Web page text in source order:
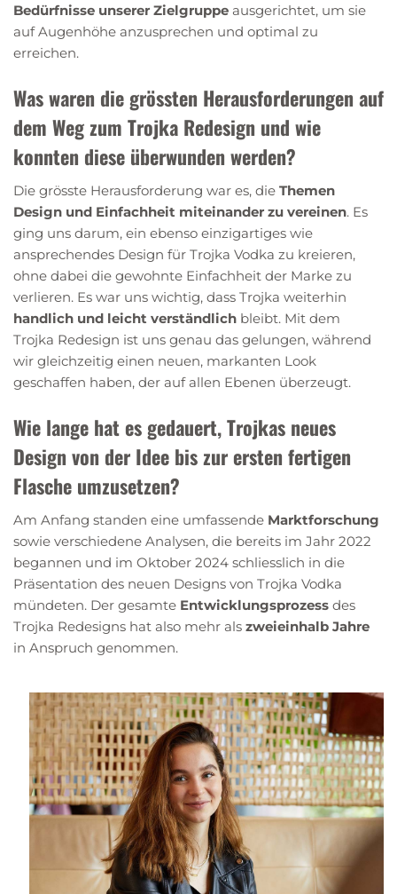
Bedürfnisse unserer Zielgruppe ausgerichtet, um sie
auf Augenhöhe anzusprechen und optimal zu
erreichen.
Was waren die grössten Herausforderungen auf
dem Weg zum Trojka Redesign und wie
konnten diese überwunden werden?
Die grösste Herausforderung war es, die Themen
Design und Einfachheit miteinander zu vereinen. Es
ging uns darum, ein ebenso einzigartiges wie
ansprechendes Design für Trojka Vodka zu kreieren,
ohne dabei die gewohnte Einfachheit der Marke zu
verlieren. Es war uns wichtig, dass Trojka weiterhin
handlich und leicht verständlich bleibt. Mit dem
Trojka Redesign ist uns genau das gelungen, während
wir gleichzeitig einen neuen, markanten Look
geschaffen haben, der auf allen Ebenen überzeugt.
Wie lange hat es gedauert, Trojkas neues
Design von der Idee bis zur ersten fertigen
Flasche umzusetzen?
Am Anfang standen eine umfassende Marktforschung
sowie verschiedene Analysen, die bereits im Jahr 2022
begannen und im Oktober 2024 schliesslich in die
Präsentation des neuen Designs von Trojka Vodka
mündeten. Der gesamte Entwicklungsprozess des
Trojka Redesigns hat also mehr als zweieinhalb Jahre
in Anspruch genommen.